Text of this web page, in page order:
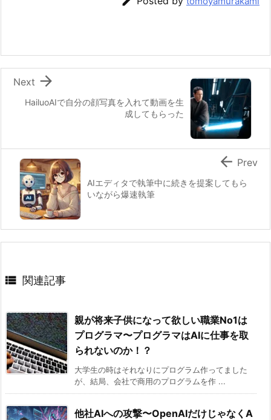
HailuoAIで自分の顔写真を入れて動画を生
成してもらった

Next
AIエディタで執筆中に続きを提案してもら
いながら爆速執筆
 Prev
 関連記事
親が将来子供になって欲しい職業No1は
プログラマ〜プログラマはAIに仕事を取
られないのか！？
大学生の時はそれなりにプログラム作ってました
が、結局、会社で商用のプログラムを作 ...
他社AIへの攻撃〜OpenAIだけじゃなくA